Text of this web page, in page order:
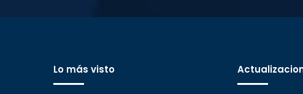
Lo más visto